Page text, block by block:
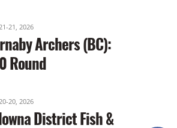
21, 2026
Archers (BC):
Round
20, 2026
District Fish &